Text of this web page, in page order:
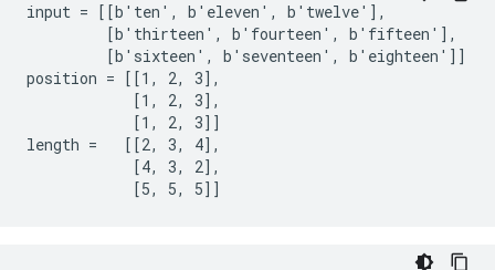
input = [[b'ten', b'eleven', b'twelve'],
         [b'thirteen', b'fourteen', b'fifteen'],
         [b'sixteen', b'seventeen', b'eighteen']]
position = [[1, 2, 3],
            [1, 2, 3],
            [1, 2, 3]]
length =   [[2, 3, 4],
            [4, 3, 2],
            [5, 5, 5]]